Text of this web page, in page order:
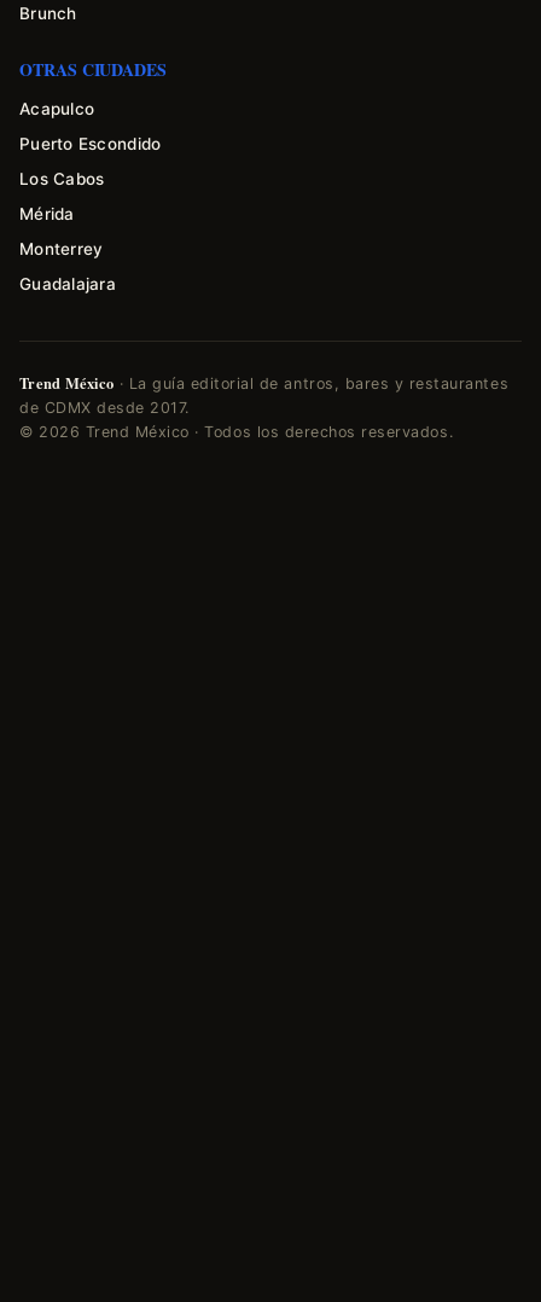
Brunch
OTRAS CIUDADES
Acapulco
Puerto Escondido
Los Cabos
Mérida
Monterrey
Guadalajara
Trend México · La guía editorial de antros, bares y restaurantes
de CDMX desde 2017.
© 2026 Trend México · Todos los derechos reservados.